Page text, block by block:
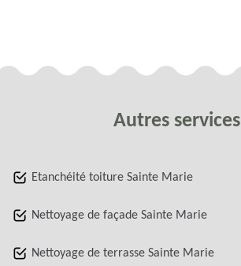
Autres services
Etanchéité toiture Sainte Marie
Nettoyage de façade Sainte Marie
Nettoyage de terrasse Sainte Marie